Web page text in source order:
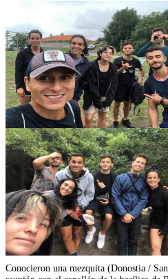
Conocieron una mezquita (Donostia /